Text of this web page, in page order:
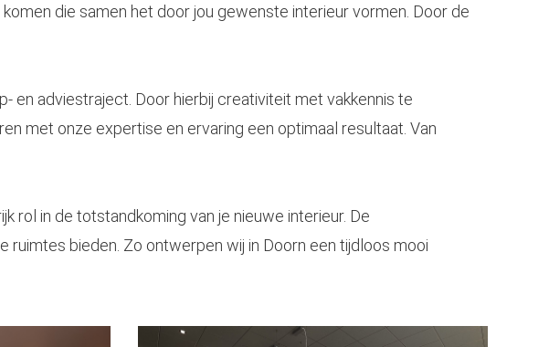
die samen het door jou gewenste interieur vormen. Door de
en adviestraject. Door hierbij creativiteit met vakkennis te
met onze expertise en ervaring een optimaal resultaat. Van
rol in de totstandkoming van je nieuwe interieur. De
ruimtes bieden. Zo ontwerpen wij in Doorn een tijdloos mooi